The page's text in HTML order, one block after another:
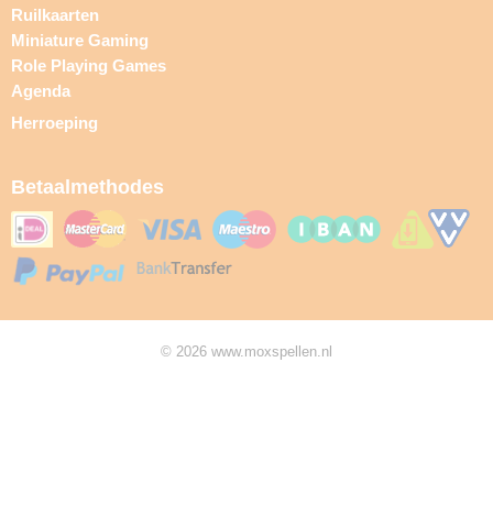
Ruilkaarten
Miniature Gaming
Role Playing Games
Agenda
Herroeping
Betaalmethodes
© 2026 www.moxspellen.nl